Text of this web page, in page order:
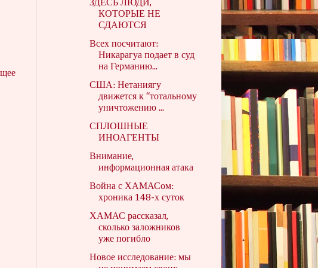
ЗДЕСЬ ЛЮДИ,
КОТОРЫЕ НЕ
СДАЮТСЯ
Всех посчитают:
Никарагуа подает в суд
на Германию...
США: Нетаниягу
движется к “тотальному
уничтожению ...
СПЛОШНЫЕ
ИНОАГЕНТЫ
Внимание,
информационная атака
Война с ХАМАСом:
хроника 148-х суток
ХАМАС рассказал,
сколько заложников
уже погибло
Новое исследование: мы